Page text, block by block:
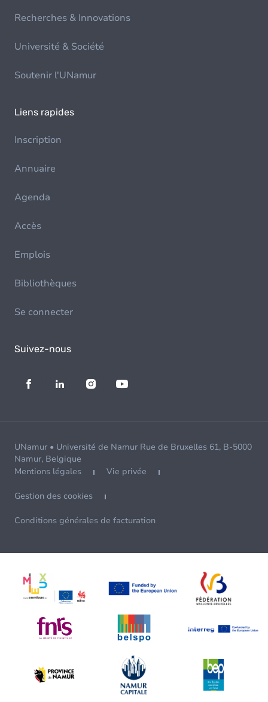
Recherches & Innovations
Université & Société
Soutenir l'UNamur
Liens rapides
Inscription
Annuaire
Agenda
Accès
Emplois
Bibliothèques
Se connecter
Suivez-nous
UNamur • Université de Namur Rue de Bruxelles 61, B-5000
Namur, Belgique
Mentions légales
Vie privée
Gestion des cookies
Conditions générales de facturation